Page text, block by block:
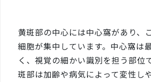
黄斑部の中心には中心窩があり、
細胞が集中しています。中心窩は
く、視覚の細かい識別を担う部位
斑部は加齢や病気によって変性し